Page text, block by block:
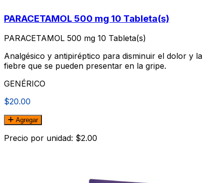
PARACETAMOL 500 mg 10 Tableta(s)
PARACETAMOL 500 mg 10 Tableta(s)
Analgésico y antipiréptico para disminuir el dolor y la
fiebre que se pueden presentar en la gripe.
GENÉRICO
$20.00
Agregar
Precio por unidad: $2.00